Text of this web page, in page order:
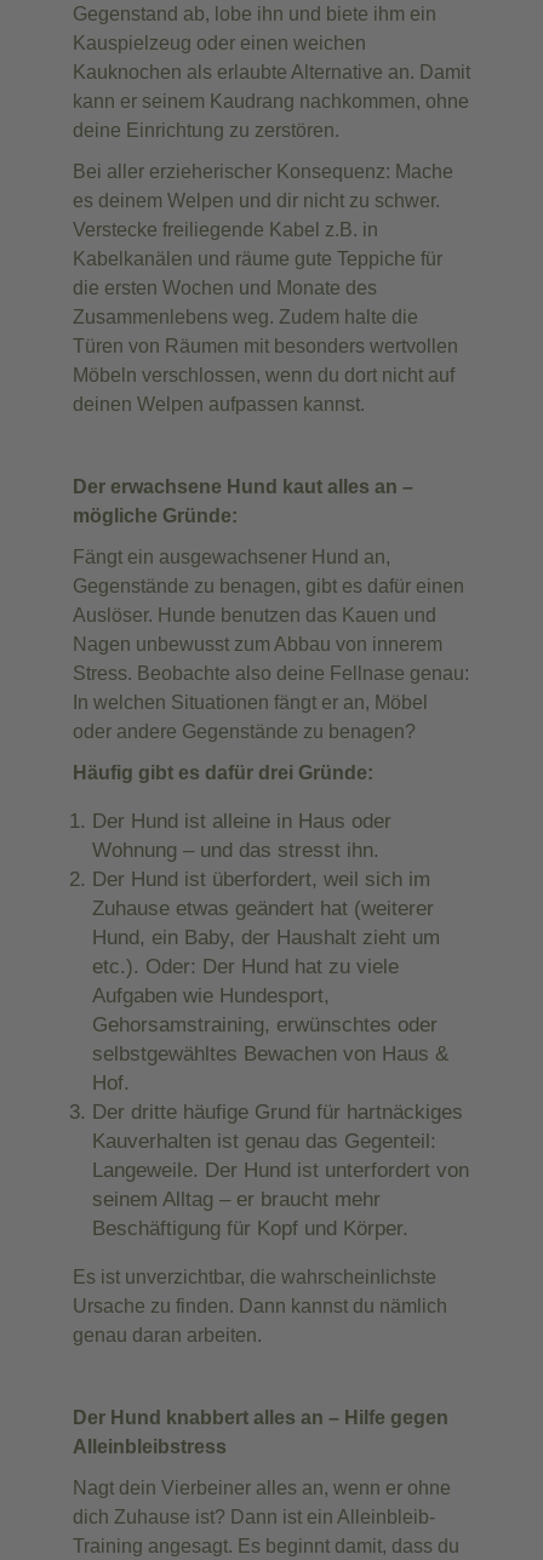
Gegenstand ab, lobe ihn und biete ihm ein
Kauspielzeug oder einen weichen
Kauknochen als erlaubte Alternative an. Damit
kann er seinem Kaudrang nachkommen, ohne
deine Einrichtung zu zerstören.
Bei aller erzieherischer Konsequenz: Mache
es deinem Welpen und dir nicht zu schwer.
Verstecke freiliegende Kabel z.B. in
Kabelkanälen und räume gute Teppiche für
die ersten Wochen und Monate des
Zusammenlebens weg. Zudem halte die
Türen von Räumen mit besonders wertvollen
Möbeln verschlossen, wenn du dort nicht auf
deinen Welpen aufpassen kannst.
Der erwachsene Hund kaut alles an –
mögliche Gründe:
Fängt ein ausgewachsener Hund an,
Gegenstände zu benagen, gibt es dafür einen
Auslöser. Hunde benutzen das Kauen und
Nagen unbewusst zum Abbau von innerem
Stress. Beobachte also deine Fellnase genau:
In welchen Situationen fängt er an, Möbel
oder andere Gegenstände zu benagen?
Häufig gibt es dafür drei Gründe:
Der Hund ist alleine in Haus oder
Wohnung – und das stresst ihn.
Der Hund ist überfordert, weil sich im
Zuhause etwas geändert hat (weiterer
Hund, ein Baby, der Haushalt zieht um
etc.). Oder: Der Hund hat zu viele
Aufgaben wie Hundesport,
Gehorsamstraining, erwünschtes oder
selbstgewähltes Bewachen von Haus &
Hof.
Der dritte häufige Grund für hartnäckiges
Kauverhalten ist genau das Gegenteil:
Langeweile. Der Hund ist unterfordert von
seinem Alltag – er braucht mehr
Beschäftigung für Kopf und Körper.
Es ist unverzichtbar, die wahrscheinlichste
Ursache zu finden. Dann kannst du nämlich
genau daran arbeiten.
Der Hund knabbert alles an – Hilfe gegen
Alleinbleibstress
Nagt dein Vierbeiner alles an, wenn er ohne
dich Zuhause ist? Dann ist ein Alleinbleib-
Training angesagt. Es beginnt damit, dass du